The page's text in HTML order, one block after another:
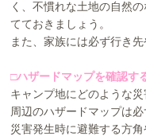
く、不慣れな土地の自然
てておきましょう。
また、家族には必ず行き
□ハザードマップを確認す
キャンプ地にどのような
周辺のハザードマップは必
災害発生時に避難する方